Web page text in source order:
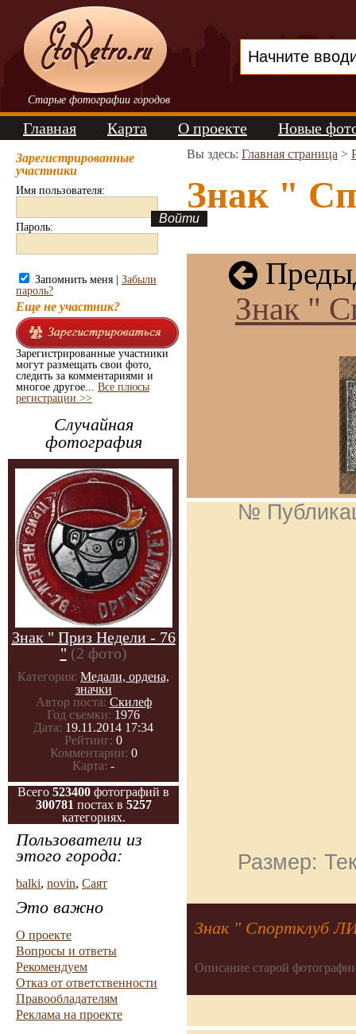
Старые фотографии городов
Главная Карта О проекте Новые
Зарегистрированные
участники
Имя пользователя:
Пароль:
Запомнить меня | Забыли
пароль?
Еще не участник?
Зарегистрированные участники
могут размещать свои фото,
следить за комментариями и
многое другое... Все плюсы
регистрации >>
Случайная
фотография
Знак " Приз Недели - 76
" (2 фото)
Категория: Медали, ордена,
значки
Автор поста: Скилеф
Год съемки: 1976
Дата: 19.11.2014 17:34
Рейтинг: 0
Комментарии: 0
Карта: -
Всего 523400 фотографий в
300781 постах в 5257
категориях.
Пользователи из
этого города:
balki, novin, Саят
Это важно
О проекте
Вопросы и ответы
Рекомендуем
Отказ от ответственности
Правообладателям
Реклама на проекте
Вы здесь: Главная страница >
Знак "
Знак "
№
Размер:
Знак " Спортклуб
Описание старой